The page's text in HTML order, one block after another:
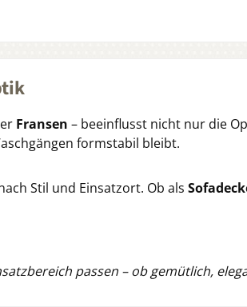
Fransen – beeinflusst nicht nur die
formstabil bleibt.
Stil und Einsatzort. Ob als
passen – ob gemütlich,